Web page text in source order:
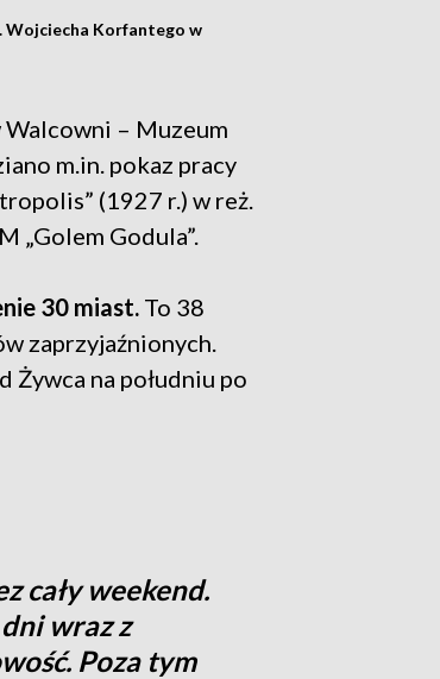
Wojciecha Korfantego w
Walcowni – Muzeum
m.in. pokaz pracy
(1927 r.) w reż.
„Golem Godula”.
30 miast. To 38
zaprzyjaźnionych.
Żywca na południu po
cały weekend.
wraz z
Poza tym